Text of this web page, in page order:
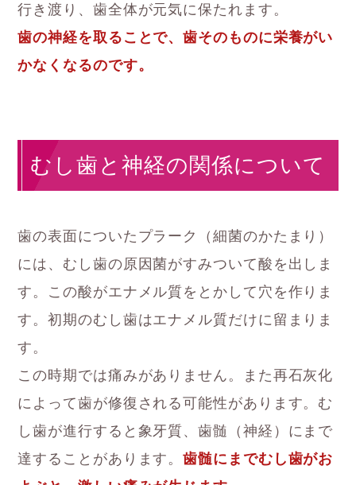
行き渡り、歯全体が元気に保たれます。
歯の神経を取ることで、歯そのものに栄養がい
かなくなるのです。
むし歯と神経の関係について
歯の表面についたプラーク（細菌のかたまり）
には、むし歯の原因菌がすみついて酸を出しま
す。この酸がエナメル質をとかして穴を作りま
す。初期のむし歯はエナメル質だけに留まりま
す。
この時期では痛みがありません。また再石灰化
によって歯が修復される可能性があります。む
し歯が進行すると象牙質、歯髄（神経）にまで
達することがあります。歯髄にまでむし歯がお